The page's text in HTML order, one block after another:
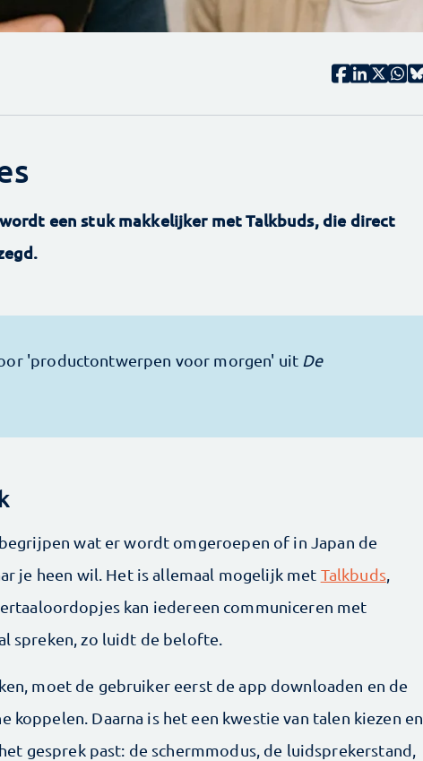
een stuk makkelijker met Talkbuds, die direct
'productontwerpen voor morgen' uit De
wat er wordt omgeroepen of in Japan de
je heen wil. Het is allemaal mogelijk met Talkbuds,
kan iedereen communiceren met
spreken, zo luidt de belofte.
moet de gebruiker eerst de app downloaden en de
koppelen. Daarna is het een kwestie van talen kiezen en
gesprek past: de schermmodus, de luidsprekerstand,